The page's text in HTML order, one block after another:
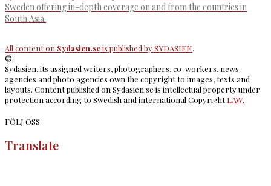
Sweden offering in-depth coverage on and from the countries in
South Asia.
All content on Sydasien.seis published bySYDASIEN.
©
Sydasien, its assigned writers, photographers, co-workers, news
agencies and photo agencies own the copyright to images, texts and
layouts. Content published on Sydasien.se is intellectual property under
protection according to Swedish and international CopyrightLAW.
FÖLJ OSS
Translate